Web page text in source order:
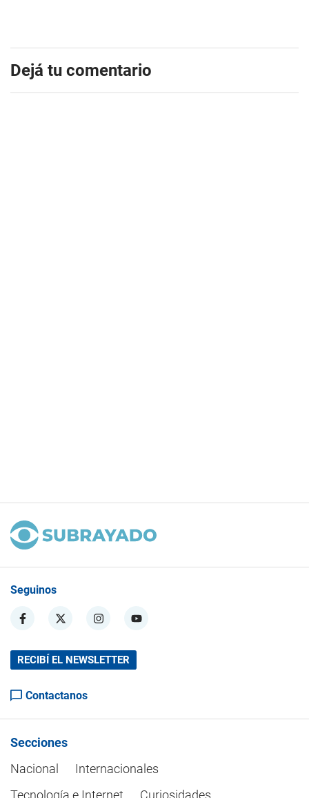
Dejá tu comentario
Seguinos
RECIBÍ EL NEWSLETTER
Contactanos
Secciones
Nacional
Internacionales
Tecnología e Internet
Curiosidades